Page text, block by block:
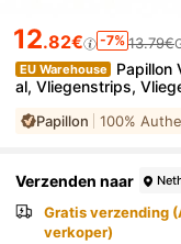
12.82€ -7% 13.79€
EU Warehouse
Papillon
al, Vliegenstrips,
Papillon 100%
Verzenden naar
Gratis verzending
verkoper)